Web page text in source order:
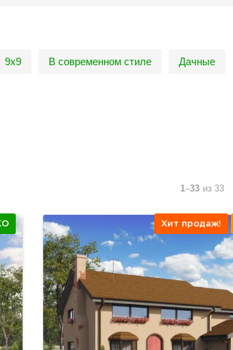
9х9 В современном стиле Дачные
1–33 из 33
Хит продаж!